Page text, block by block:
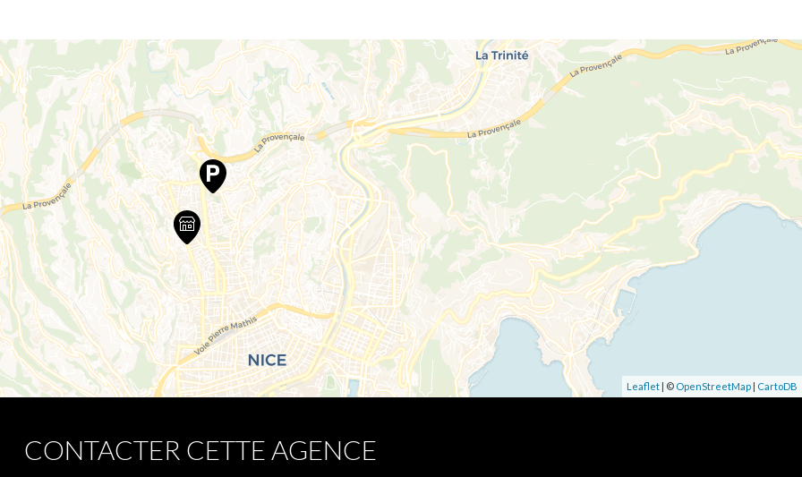
Leaflet | © OpenStreetMap | CartoDB
CONTACTER CETTE AGENCE